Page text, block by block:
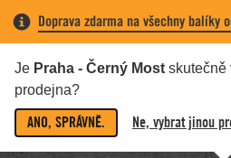
Doprava zdarma na všechny balíky
Je Praha - Černý Most skutečně
prodejna?
ANO, SPRÁVNĚ. Ne, vybrat jinou